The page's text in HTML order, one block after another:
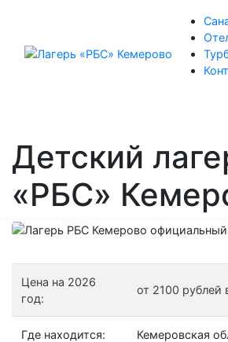
Детский
«РБС»
Цена на 2026
год:
от 2100 рублей
Где находится:
Кемеровская